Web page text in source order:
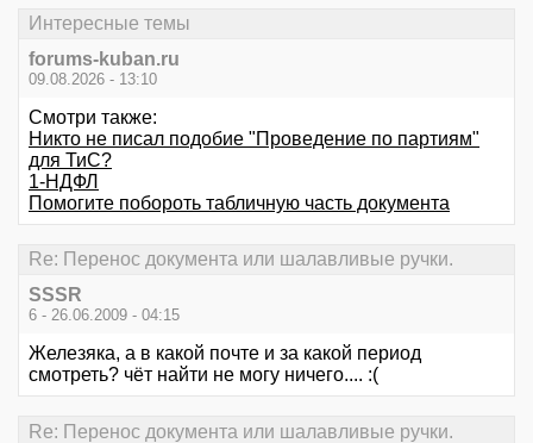
Интересные темы
forums-kuban.ru
09.08.2026 - 13:10
Смотри также:
Никто не писал подобие "Проведение по партиям"
для ТиС?
1-НДФЛ
Помогите побороть табличную часть документа
Re: Перенос документа или шалавливые ручки.
SSSR
6 - 26.06.2009 - 04:15
Железяка, а в какой почте и за какой период
смотреть? чёт найти не могу ничего.... :(
Re: Перенос документа или шалавливые ручки.